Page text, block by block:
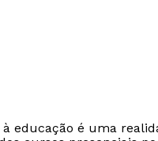
educação é uma